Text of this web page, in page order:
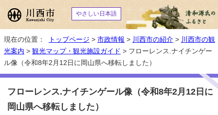
やさしい日本語
現在の位置： トップページ > 市政情報 > 川西市の紹介 > 川西市の観
光案内 > 観光マップ・観光施設ガイド > フローレンス.ナイチンゲー
ル像（令和8年2月12日に岡山県へ移転しました）
フローレンス.ナイチンゲール像（令和8年2月12日に
岡山県へ移転しました）